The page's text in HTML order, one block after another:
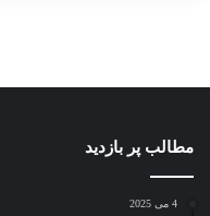
مطالب پر بازدید
4 می 2025